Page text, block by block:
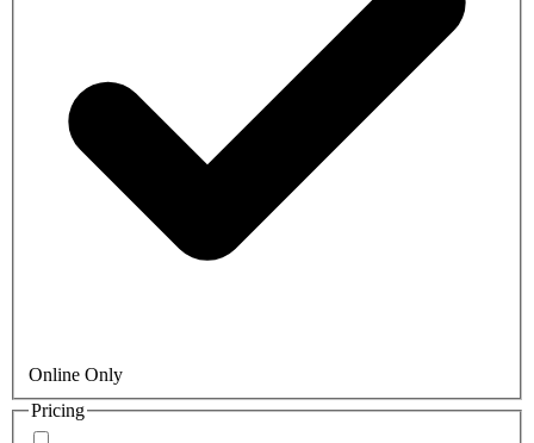
Online Only
Pricing